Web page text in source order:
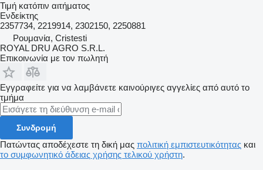
Τιμή κατόπιν αιτήματος
Ενδείκτης
2357734, 2219914, 2302150, 2250881
Ρουμανία, Cristesti
ROYAL DRU AGRO S.R.L.
Επικοινωνία με τον πωλητή
Εγγραφείτε για να λαμβάνετε καινούριγες αγγελίες από αυτό το
τμήμα
Συνδρομή
Πατώντας αποδέχεστε τη δική μας πολιτική εμπιστευτικότητας και
το συμφωνητικό άδειας χρήσης τελικού χρήστη.